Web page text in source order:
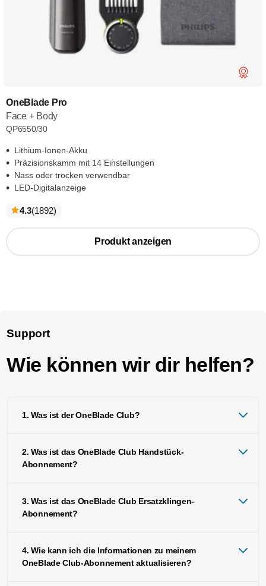
OneBlade Pro
Face + Body
QP6550/30
Lithium-Ionen-Akku
Präzisionskamm mit 14 Einstellungen
Nass oder trocken verwendbar
LED-Digitalanzeige
4.3(1892bewertungen
)
Produkt anzeigen
Support
Wie können wir dir helfen?
1. Was ist der OneBlade Club?
2. Was ist das OneBlade Club Handstück-
Abonnement?
3. Was ist das OneBlade Club Ersatzklingen-
Abonnement?
4. Wie kann ich die Informationen zu meinem
OneBlade Club-Abonnement aktualisieren?